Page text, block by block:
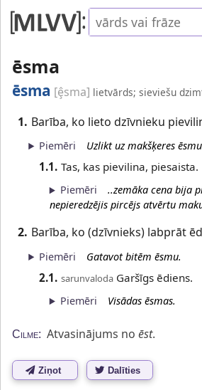
ēsma
ēsma [ȩ̂sma] lietvārds; sieviešu
1. Barība, ko lieto dzīvnieku
Piemēri Uzlikt uz makšķeres
1.1. Tas, kas pievilina, piesaista.
Piemēri
..zemāka cena bija
nepieredzējis pircējs atvērtu
2. Barība, ko (dzīvnieks) labprāt
Piemēri Gatavot bitēm ēsmu.
2.1. sarunvaloda Garšīgs ēdiens.
Piemēri Visādas ēsmas.
Cilme: Atvasinājums no ēst.
Ziņot Dalīties